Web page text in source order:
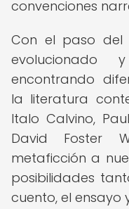
convenciones
Con el paso del
evolucionado
encontrando
la literatura
Italo Calvino,
David Foster
metaficción a
posibilidades
cuento, el ensayo